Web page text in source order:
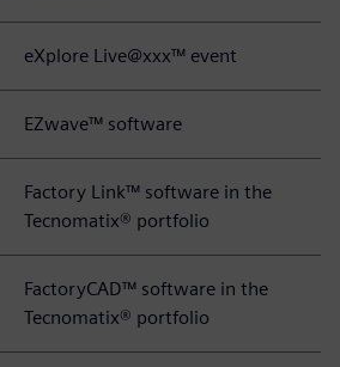
eXplore Live@xxx™ event
EZwave™ software
Factory Link™ software in the
Tecnomatix® portfolio
FactoryCAD™ software in the
Tecnomatix® portfolio